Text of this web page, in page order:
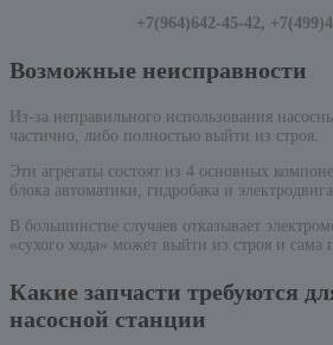
+7(964)642-45-42,
Возможные неисправности
Из-за неправильного использования
частично, либо полностью выйти из строя.
Эти агрегаты состоят из 4 основных
блока автоматики, гидробака и
В большинстве случаев отказывает
«сухого хода» может выйти из строя и сама
Какие запчасти требуются
насосной станции